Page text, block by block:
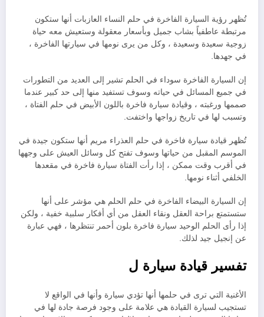
تُظهر رؤية السيارة الفاخرة في حلم النساء العازبات أنها ستكون
مرتبطة عاطفياً بشاب جميل وبأسعار معقولة وستعيش معه حياة
زوجية سعيدة وسعيدة ، وكل من يرى نومها في سيارتها الفاخرة ،
في جهدها.
إن السيارة الفاخرة سوداء في الحلم تشير إلى العديد من التطورات
في جميع المسائل في حياته وسوف تستفيد منها إلى حد كبير عندما
صممها ورغبته ، وقيادة سيارة فاخرة باللون الأبيض في حلم الفتاة ،
وتسبب لها في تاريخ زواجها واختفت.
تُظهر قيادة سيارة فاخرة في حلم العذراء مريم أنها ستكون جيدة في
الموسم المقبل من حياتها وسوف تفتح كل وسائل العيش على وجهها
في أقرب وقت ممكن ، إذا رأت الفتاة سيارة فاخرة في مقعدها
الخلفي أثناء نومها.
إن السيارة البيضاء الفاخرة في حلم الحلم هي مؤشر على أنها
ستستمتع براحة العقل ونقاء العقل من أي أفكار سلبية خفية ، ولكن
إذا رأى الحلم الوحيد سيارة فاخرة بلون أحمر تنتظرها ، فهي عبارة
عن إنجيل جيد لذلك.
تفسير قيادة سيارة ل
الأغنية التي ترى في حلمها أنها تؤدي سيارة وأنها في الواقع لا
تستجيب لسيارة القيادة هي علامة على وجود فرصة جادة لها في